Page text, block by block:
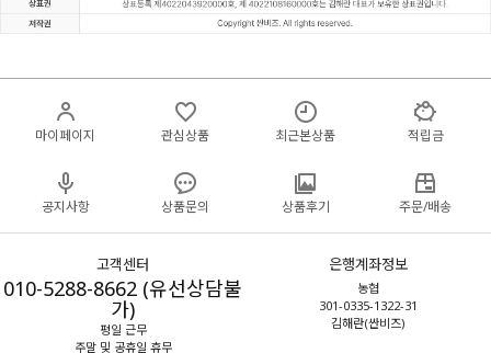
마이페이지 관심상품 최근본상품 적립금
공지사항 상품문의 상품후기 주문/배송
고객센터
010-5288-8662 (유선상담불
가)
평일 근무
주말 및 공휴일 휴무
은행계좌정보
농협
301-0335-1322-31
김해란(싼비즈)